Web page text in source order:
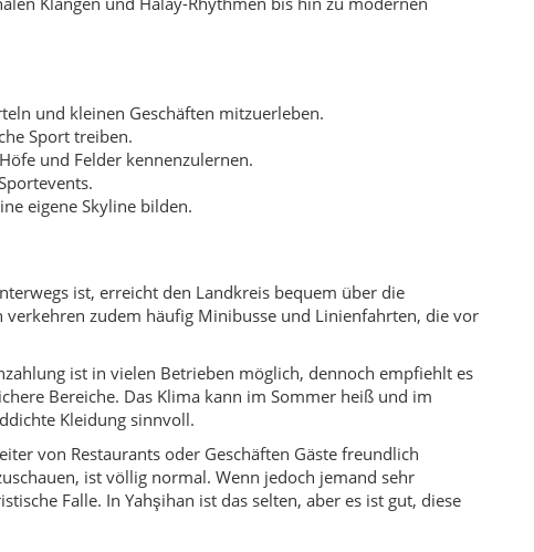
ist in vielen Betrieben möglich, dennoch empfiehlt es
Bereiche. Das Klima kann im Sommer heiß und im
Kleidung sinnvoll.
von Restaurants oder Geschäften Gäste freundlich
ist völlig normal. Wenn jedoch jemand sehr
Falle. In Yahşihan ist das selten, aber es ist gut, diese
bei lokalen Bäckereien, kleinen Lebensmittelläden und
Mehl, Gemüse, Obst, Hülsenfrüchte und Milchprodukte
und rund um Mesireplätze. Auch ein respektvoller
kein Spielplatz. Wer Rücksicht nimmt, trägt dazu
möchten – jenseits klassischer Urlaubsorte.
Struktur mischen, finden hier spannende Eindrücke.